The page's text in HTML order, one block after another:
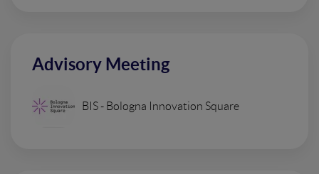
Advisory Meeting
BIS - Bologna Innovation Square